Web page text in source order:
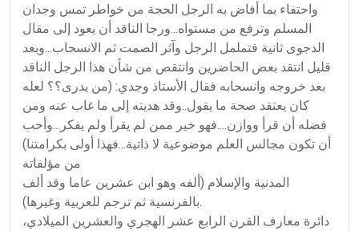
واحتفاء بما أفاض به الرجل الحجة من خواطر تمس وجدان
المسلم وترفع من مستواه...ورجا الناقد أن يعود إلى مقال
الدجوى ثانية فتململ الرجل وآثر الصمت ثم الانسحاب...وبعد
قليل انتقد بعض الحاضرين وانتقص من شأن هذا الرجل الناقد
بعد خروجه وانسحابه فقال الأستاذ وجدي: (من يدرى؟؟ لعله
كان يعتقد صحة ما يقول..وقد هديته إلى ما غاب عنه ومن
فضله أن قرأ ووازن....فهو خير ممن لم يقرأ ولم يفكر...وأحب
أن تكون مجالس العلم موضوعية لا ذاتية...فهذا أولى بكرامتنا)
من مؤلفاته
المدنية والإسلام (ألفه وهو ابن عشرين عاما وقد ألف
بالفرنسية ثم ترجم للعربية وغيرها).
دائرة معارف القرن الرابع عشر الهجري والعشرين الميلادي،